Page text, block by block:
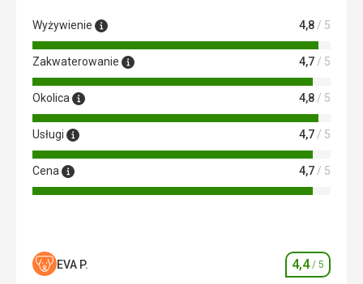
Wyżywienie 4,8 / 5
Zakwaterowanie 4,7 / 5
Okolica 4,8 / 5
Usługi 4,7 / 5
Cena 4,7 / 5
EVA P. Ocena
4,4/ 5